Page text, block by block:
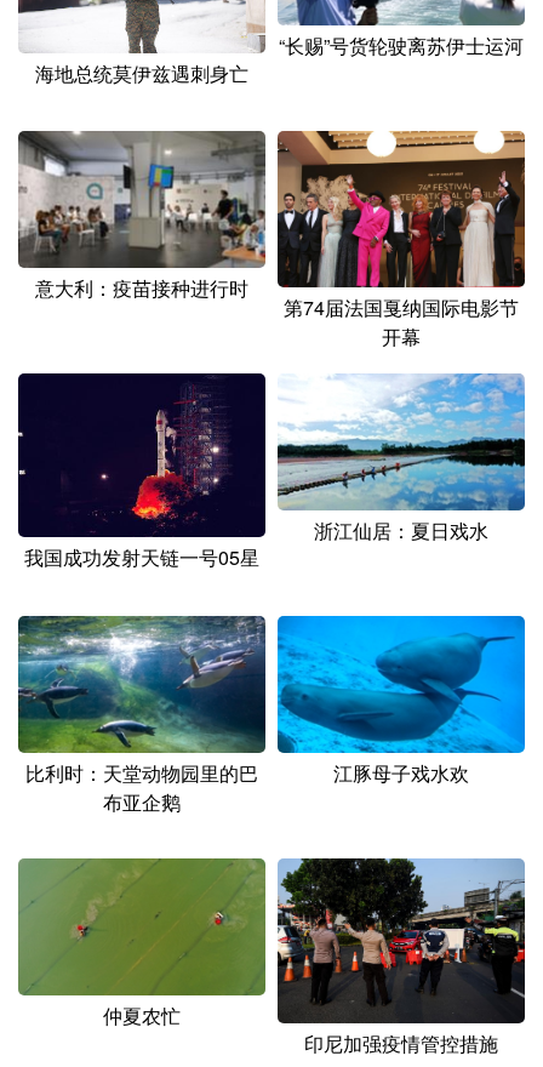
海南 重庆
四川 贵州
陕西 甘肃 青海 宁夏
新疆 内蒙古 黑龙江
多语种频道
Русский язык 日本語 한국어
Português
海地总统莫伊兹遇刺身亡
“长赐”号货轮驶离苏伊士运河
意大利：疫苗接种进行时
第74届法国戛纳国际电影节
开幕
我国成功发射天链一号05星
浙江仙居：夏日戏水
比利时：天堂动物园里的巴
布亚企鹅
江豚母子戏水欢
仲夏农忙
印尼加强疫情管控措施